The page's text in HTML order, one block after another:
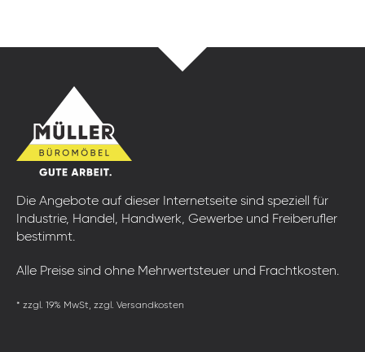
Die Angebote auf dieser Internetseite sind speziell für
Industrie, Handel, Handwerk, Gewerbe und Freiberufler
bestimmt.
Alle Preise sind ohne Mehrwertsteuer und Frachtkosten.
* zzgl. 19% MwSt, zzgl. Versandkosten